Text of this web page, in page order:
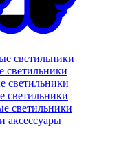
светильники
светильники
светильники
светильники
светильники
аксессуары